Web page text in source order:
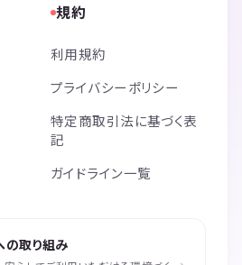
規約
利用規約
プライバシーポリシー
特定商取引法に基づく表
記
ガイドライン一覧
の取り組み